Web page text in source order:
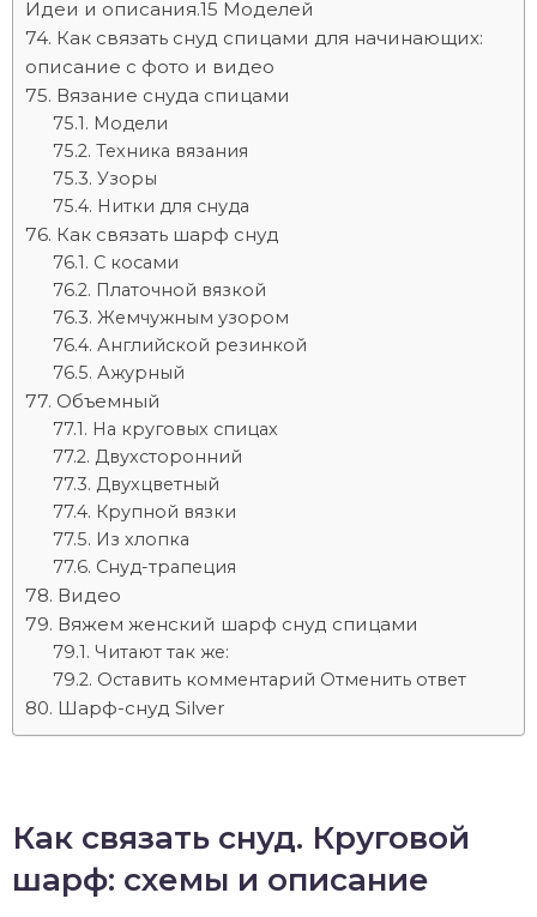
Идеи и описания.15 Моделей
Как связать снуд спицами для начинающих:
описание с фото и видео
Вязание снуда спицами
Модели
Техника вязания
Узоры
Нитки для снуда
Как связать шарф снуд
С косами
Платочной вязкой
Жемчужным узором
Английской резинкой
Ажурный
Объемный
На круговых спицах
Двухсторонний
Двухцветный
Крупной вязки
Из хлопка
Снуд-трапеция
Видео
Вяжем женский шарф снуд спицами
Читают так же:
Оставить комментарий Отменить ответ
Шарф-снуд Silver
Как связать снуд. Круговой
шарф: схемы и описание